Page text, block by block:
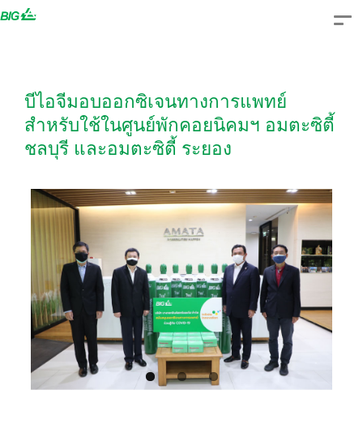
Skip
บีไอจีมอบออกซิเจนทางการแพทย์
สำหรับใช้ในศูนย์พักคอยนิคมฯ อมตะซิตี้
ชลบุรี และอมตะซิตี้ ระยอง